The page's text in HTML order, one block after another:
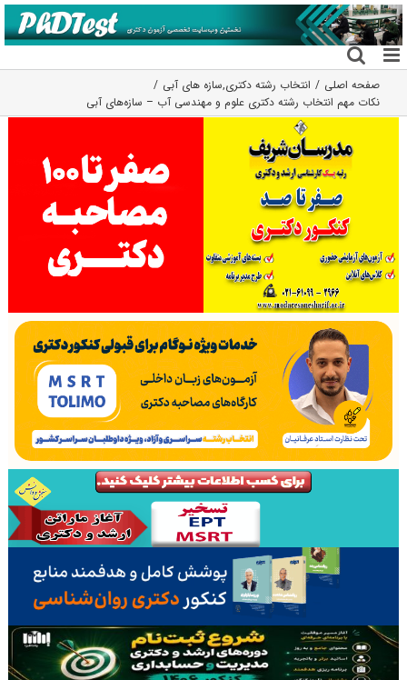
رفتن
به
محتوا
صفحه اصلی انتخاب رشته دکتری,سازه های آبی
نکات مهم انتخاب رشته دکتری علوم و مهندسی آب – سازه‌های آبی